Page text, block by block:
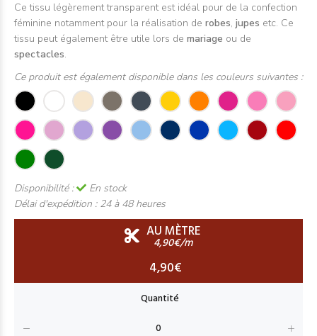
Ce tissu légèrement transparent est idéal pour de la confection
féminine notamment pour la réalisation de robes, jupes etc. Ce
tissu peut également être utile lors de mariage ou de
spectacles.
Ce produit est également disponible dans les couleurs suivantes :
Disponibilité :
En stock
Délai d'expédition : 24 à 48 heures
AU MÈTRE
4,90€/m
4,90€